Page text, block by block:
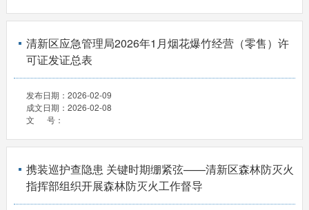
清新区应急管理局2026年1月烟花爆竹经营（零售）许
可证发证总表
发布日期： 2026-02-09
成文日期： 2026-02-08
文 号：
携装巡护查隐患 关键时期绷紧弦——清新区森林防灭火
指挥部组织开展森林防灭火工作督导